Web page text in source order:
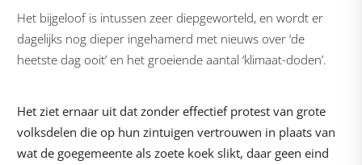
Het bijgeloof is intussen zeer diepgeworteld, en wordt er
dagelijks nog dieper ingehamerd met nieuws over ‘de
heetste dag ooit’ en het groeiende aantal ‘klimaat-doden’.
Het ziet ernaar uit dat zonder effectief protest van grote
volksdelen die op hun zintuigen vertrouwen in plaats van
wat de goegemeente als zoete koek slikt, daar geen eind